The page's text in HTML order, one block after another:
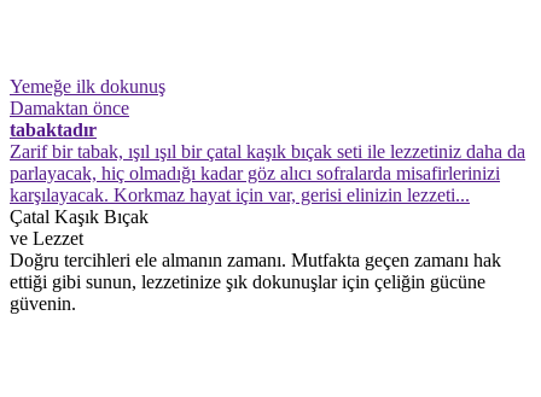
Yemeğe ilk dokunuş
Damaktan önce
tabaktadır
Zarif bir tabak, ışıl ışıl bir çatal kaşık bıçak seti ile lezzetiniz daha da
parlayacak, hiç olmadığı kadar göz alıcı sofralarda misafirlerinizi
karşılayacak. Korkmaz hayat için var, gerisi elinizin lezzeti...
Çatal Kaşık Bıçak
ve Lezzet
Doğru tercihleri ele almanın zamanı. Mutfakta geçen zamanı hak
ettiği gibi sunun, lezzetinize şık dokunuşlar için çeliğin gücüne
güvenin.